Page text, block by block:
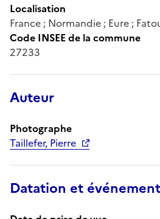
Localisation
France ; Normandie ; Eure ;
Code INSEE de la commune
27233
Auteur
Photographe
Taillefer, Pierre
Datation et